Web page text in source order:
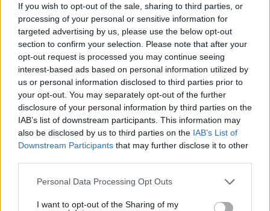
If you wish to opt-out of the sale, sharing to third parties, or
processing of your personal or sensitive information for
targeted advertising by us, please use the below opt-out
section to confirm your selection. Please note that after your
opt-out request is processed you may continue seeing
interest-based ads based on personal information utilized by
us or personal information disclosed to third parties prior to
your opt-out. You may separately opt-out of the further
disclosure of your personal information by third parties on the
IAB’s list of downstream participants. This information may
also be disclosed by us to third parties on the IAB’s List of
Downstream Participants that may further disclose it to other
Please note that this website/app uses one or more Google
not limited to your visit or usage behaviour. You may click to
Personal Data Processing Opt Outs
I want to opt-out of the Sharing of my
MAGYAR ÉPÍTŐK
Mi épül?